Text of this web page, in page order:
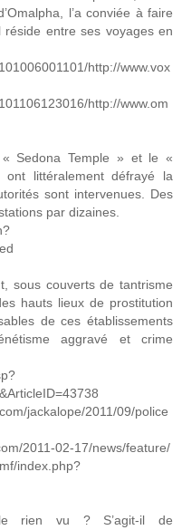
l’a conviée à faire
entre ses voyages en
http://www.vox
http://www.om
Sedona Temple » et le «
ont littéralement défrayé la
sont intervenues. Des
par dizaines.
sous couverts de tantrisme
hauts lieux de prostitution
de ces établissements
aggravé et crime
jackalope/2011/09/police
2011-02-17/news/feature/
index.php?
rien vu ? S’agit-il de